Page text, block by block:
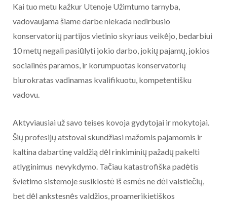
Kai tuo metu kažkur Utenoje Užimtumo tarnyba,
vadovaujama šiame darbe niekada nedirbusio
konservatorių partijos vietinio skyriaus veikėjo, bedarbiui
10 metų negali pasiūlyti jokio darbo, jokių pajamų, jokios
socialinės paramos, ir korumpuotas konservatorių
biurokratas vadinamas kvalifikuotu, kompetentišku
vadovu.
Aktyviausiai už savo teises kovoja gydytojai ir mokytojai.
Šių profesijų atstovai skundžiasi mažomis pajamomis ir
kaltina dabartinę valdžią dėl rinkiminių pažadų pakelti
atlyginimus nevykdymo. Tačiau katastrofiška padėtis
švietimo sistemoje susiklostė iš esmės ne dėl valstiečių,
bet dėl ankstesnės valdžios, proamerikietiškos